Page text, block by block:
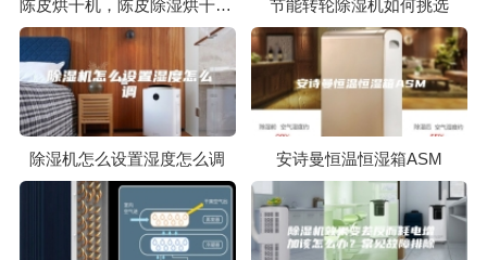
陈皮烘干机，陈皮除湿烘干一体机 节能转轮除湿机如何挑选
除湿机怎么设置湿度怎么调 安诗曼恒温恒湿箱ASM